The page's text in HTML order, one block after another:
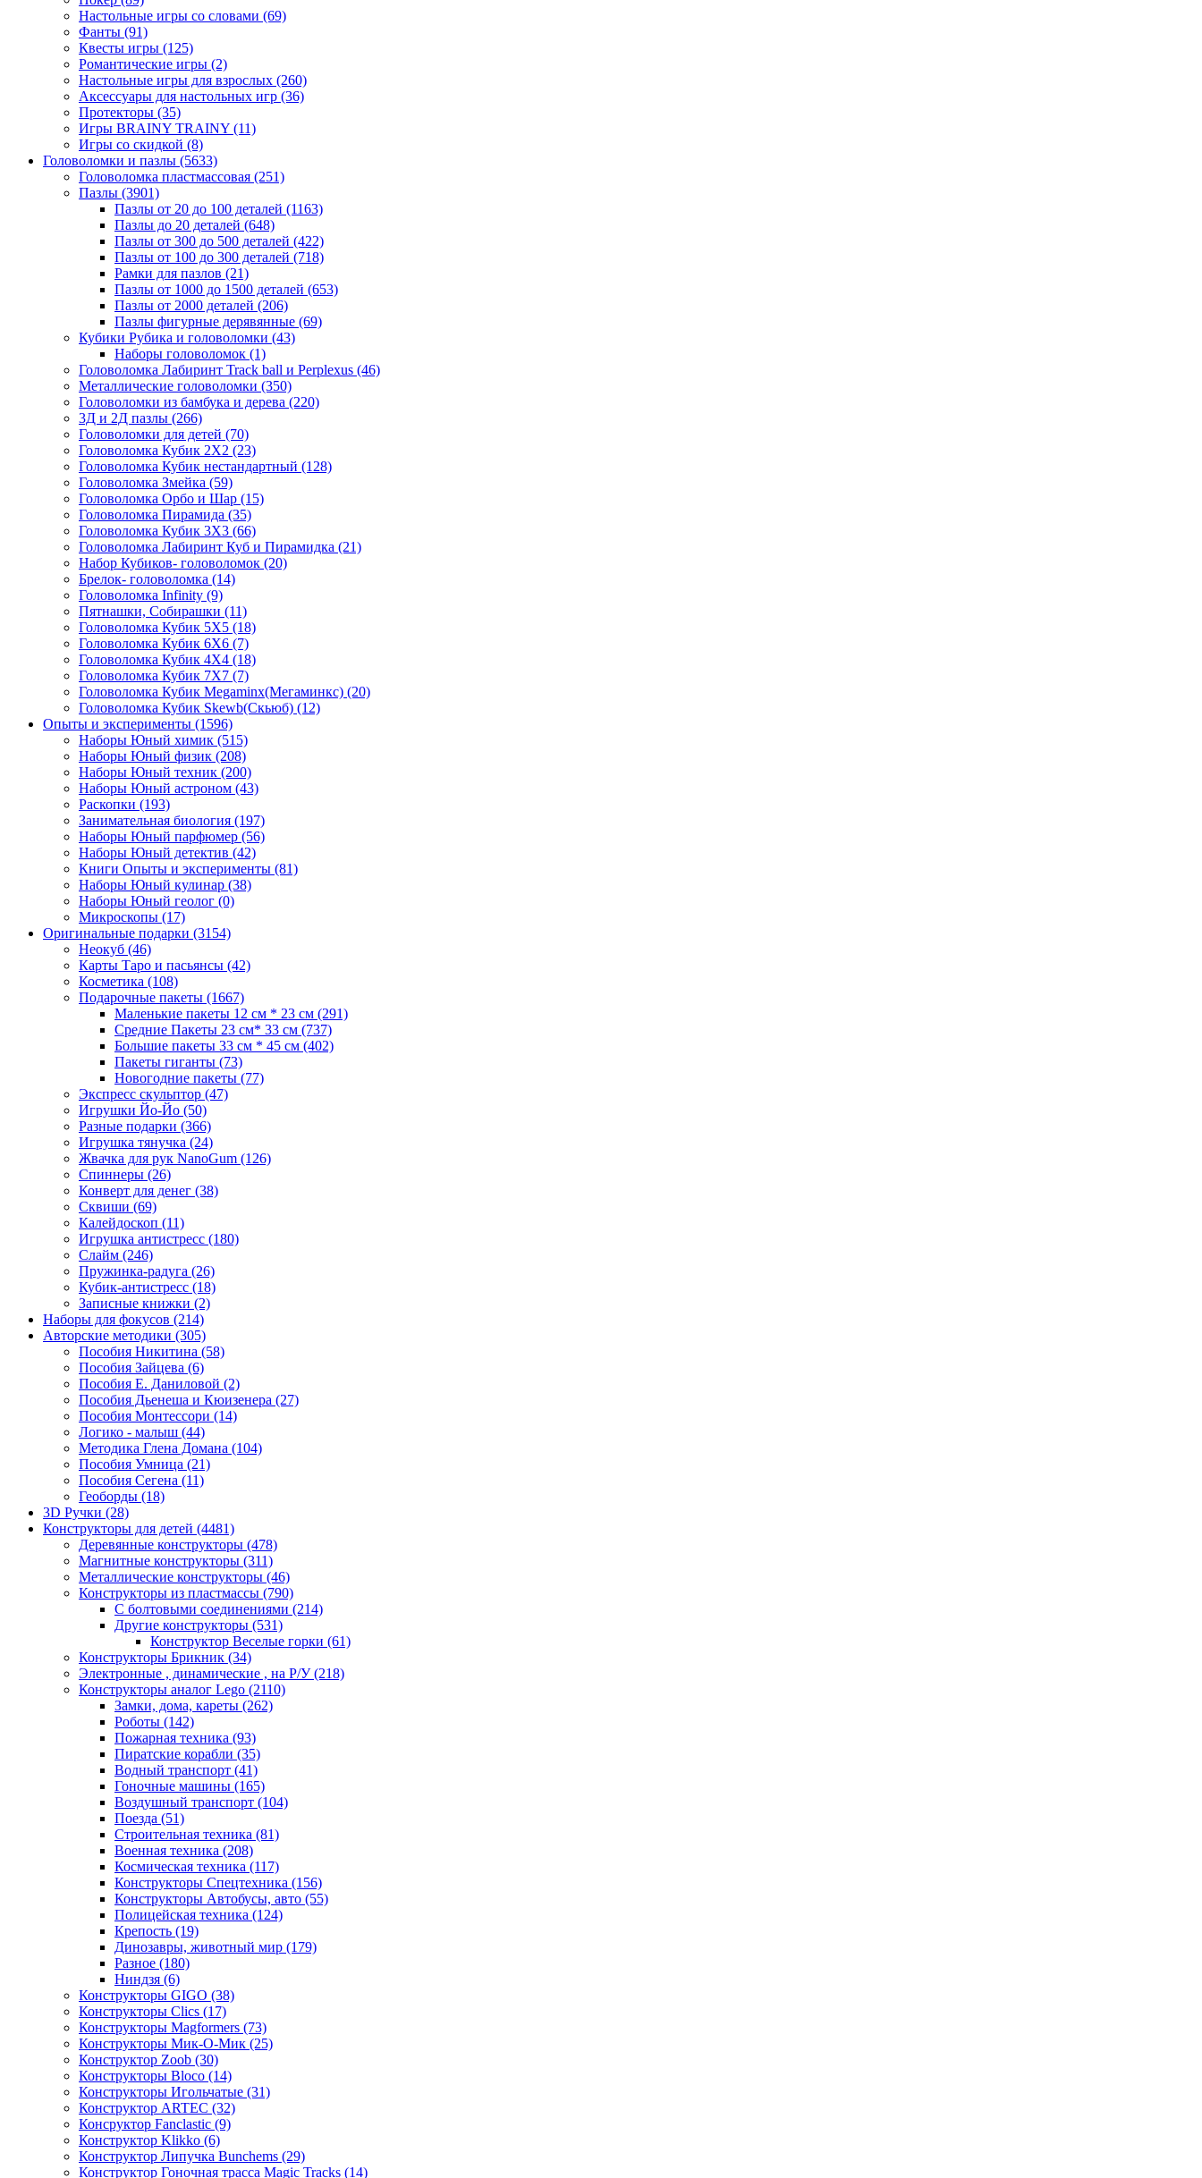
Настольные игры со словами (69)
Фанты (91)
Квесты игры (125)
Романтические игры (2)
Настольные игры для взрослых (260)
Аксессуары для настольных игр (36)
Протекторы (35)
Игры BRAINY TRAINY (11)
Игры со скидкой (8)
Головоломки и пазлы (5633)
Головоломка пластмассовая (251)
Пазлы (3901)
Пазлы от 20 до 100 деталей (1163)
Пазлы до 20 деталей (648)
Пазлы от 300 до 500 деталей (422)
Пазлы от 100 до 300 деталей (718)
Рамки для пазлов (21)
Пазлы от 1000 до 1500 деталей (653)
Пазлы от 2000 деталей (206)
Пазлы фигурные дерявянные (69)
Кубики Рубика и головоломки (43)
Наборы головоломок (1)
Головоломка Лабиринт Track ball и Perplexus (46)
Металлические головоломки (350)
Головоломки из бамбука и дерева (220)
3Д и 2Д пазлы (266)
Головоломки для детей (70)
Головоломка Кубик 2Х2 (23)
Головоломка Кубик нестандартный (128)
Головоломка Змейка (59)
Головоломка Орбо и Шар (15)
Головоломка Пирамида (35)
Головоломка Кубик 3Х3 (66)
Головоломка Лабиринт Куб и Пирамидка (21)
Набор Кубиков- головоломок (20)
Брелок- головоломка (14)
Головоломка Infinity (9)
Пятнашки, Собирашки (11)
Головоломка Кубик 5Х5 (18)
Головоломка Кубик 6Х6 (7)
Головоломка Кубик 4Х4 (18)
Головоломка Кубик 7Х7 (7)
Головоломка Кубик Megaminx(Мегаминкс) (20)
Головоломка Кубик Skewb(Скьюб) (12)
Опыты и эксперименты (1596)
Наборы Юный химик (515)
Наборы Юный физик (208)
Наборы Юный техник (200)
Наборы Юный астроном (43)
Раскопки (193)
Занимательная биология (197)
Наборы Юный парфюмер (56)
Наборы Юный детектив (42)
Книги Опыты и эксперименты (81)
Наборы Юный кулинар (38)
Наборы Юный геолог (0)
Микроскопы (17)
Оригинальные подарки (3154)
Неокуб (46)
Карты Таро и пасьянсы (42)
Косметика (108)
Подарочные пакеты (1667)
Маленькие пакеты 12 см * 23 см (291)
Средние Пакеты 23 см* 33 см (737)
Большие пакеты 33 см * 45 см (402)
Пакеты гиганты (73)
Новогодние пакеты (77)
Экспресс скульптор (47)
Игрушки Йо-Йо (50)
Разные подарки (366)
Игрушка тянучка (24)
Жвачка для рук NanoGum (126)
Спиннеры (26)
Конверт для денег (38)
Сквиши (69)
Калейдоскоп (11)
Игрушка антистресс (180)
Слайм (246)
Пружинка-радуга (26)
Кубик-антистресс (18)
Записные книжки (2)
Наборы для фокусов (214)
Авторские методики (305)
Пособия Никитина (58)
Пособия Зайцева (6)
Пособия Е. Даниловой (2)
Пособия Дьенеша и Кюизенера (27)
Пособия Монтессори (14)
Логико - малыш (44)
Методика Глена Домана (104)
Пособия Умница (21)
Пособия Сегена (11)
Геоборды (18)
3D Ручки (28)
Конструкторы для детей (4481)
Деревянные конструкторы (478)
Магнитные конструкторы (311)
Металлические конструкторы (46)
Конструкторы из пластмассы (790)
С болтовыми соединениями (214)
Другие конструкторы (531)
Конструктор Веселые горки (61)
Конструкторы Брикник (34)
Электронные , динамические , на Р/У(218)
Конструкторы аналог Lego (2110)
Замки, дома, кареты (262)
Роботы (142)
Пожарная техника (93)
Пиратские корабли (35)
Водный транспорт (41)
Гоночные машины (165)
Воздушный транспорт (104)
Поезда (51)
Строительная техника (81)
Военная техника (208)
Космическая техника (117)
Конструкторы Спецтехника (156)
Конструкторы Автобусы, авто (55)
Полицейская техника (124)
Крепость (19)
Динозавры, животный мир (179)
Разное (180)
Ниндзя (6)
Конструкторы GIGO (38)
Конструкторы Clics (17)
Конструкторы Magformers (73)
Конструкторы Мик-О-Мик (25)
Конструктор Zoob (30)
Конструкторы Bloco (14)
Конструкторы Игольчатые (31)
Конструктор ARTEC (32)
Консруктор Fanclastic (9)
Конструктор Klikko (6)
Конструктор Липучка Bunchems (29)
Конструктор Гоночная трасса Magic Tracks (14)